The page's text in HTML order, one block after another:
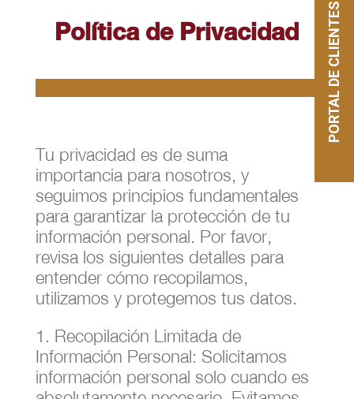
Política de Privacidad
Tu privacidad es de suma
importancia para nosotros, y
seguimos principios fundamentales
para garantizar la protección de tu
información personal. Por favor,
revisa los siguientes detalles para
entender cómo recopilamos,
utilizamos y protegemos tus datos.
1. Recopilación Limitada de
Información Personal: Solicitamos
información personal solo cuando es
PORTAL DE CLIENTES